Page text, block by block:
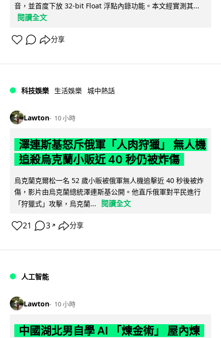
音，並首度下放 32-bit Float 浮點內錄功能。本文經實測其...
閱讀全文
分享
科技娛樂 生活娛樂 城中熱話
Lawton 10 小時
澤連斯基怒斥俄軍「人肉狩獵」 無人機
追殺烏克蘭小販近 40 秒仍被炸傷
烏克蘭克爾松一名 52 歲小販被俄軍無人機追擊近 40 秒後被炸
傷，影片由烏克蘭總統澤連斯基公開。他直斥俄軍對平民進行
「狩獵式」攻擊，烏克蘭...
閱讀全文
21 3 ↗ 分享
人工智能
Lawton 10 小時
中國湖北男自學 AI 「煉金術」 屋內煉